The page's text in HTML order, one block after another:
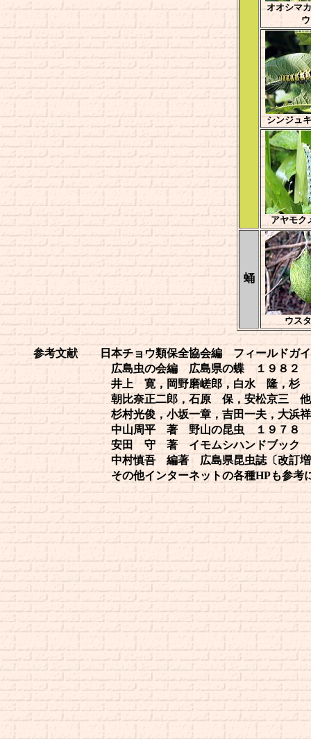
オオシマ
シンジュ
アヤモク
蛹
ウス
参考文献 日本チョウ類保全協会編 フィールドガ
広島虫の会編 広島県の蝶 １９８２ 中
井上 寛，岡野磨嵯郎，白水 隆，杉 繁郎
朝比奈正二郎，石原 保，安松京三
杉村光俊，小坂一章，吉田一夫，大浜祥治
中山周平 著 野山の昆虫 １９７８
安田 守 著 イモムシハンドブック
中村慎吾 編著 広島県昆虫誌〔改訂増補
その他インターネットの各種HPも参考にさ